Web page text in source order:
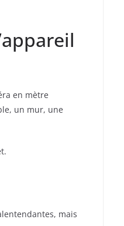
en mètre
un mur, une
mais